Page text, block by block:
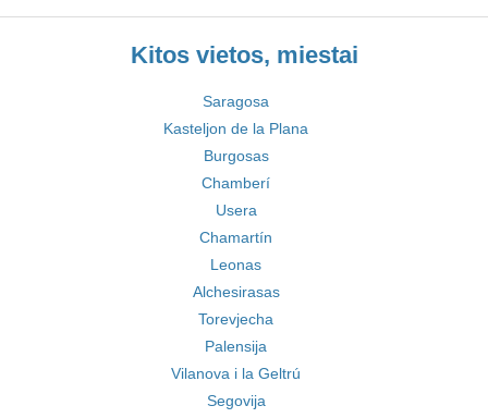
Kitos vietos, miestai
Saragosa
Kasteljon de la Plana
Burgosas
Chamberí
Usera
Chamartín
Leonas
Alchesirasas
Torevjecha
Palensija
Vilanova i la Geltrú
Segovija